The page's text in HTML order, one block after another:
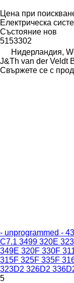
Цена при
Електрическа
Състояние нов
5153302
Нидерландия,
J&Th van der Veldt
Свържете се с
- unprogrammed -
C7.1 3499 320E
349E 320F 330F
315F 325F 335F
323D2 326D2
5